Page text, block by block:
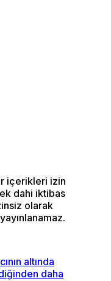
içerikleri izin
dahi iktibas
olarak